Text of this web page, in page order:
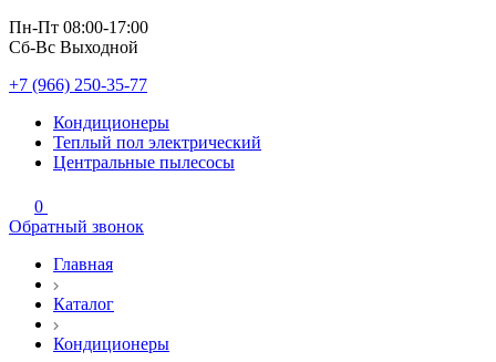
Пн-Пт 08:00-17:00
Сб-Вс Выходной
+7 (966) 250-35-77
Кондиционеры
Теплый пол электрический
Центральные пылесосы
0
Обратный звонок
Главная
Каталог
Кондиционеры